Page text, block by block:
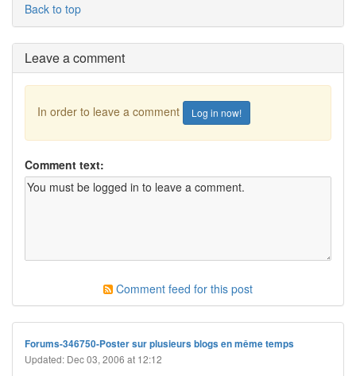
Back to top
Leave a comment
In order to leave a comment Log in now!
Comment text:
Comment feed for this post
Forums-346750-Poster sur plusieurs blogs en même temps
Updated: Dec 03, 2006 at 12:12